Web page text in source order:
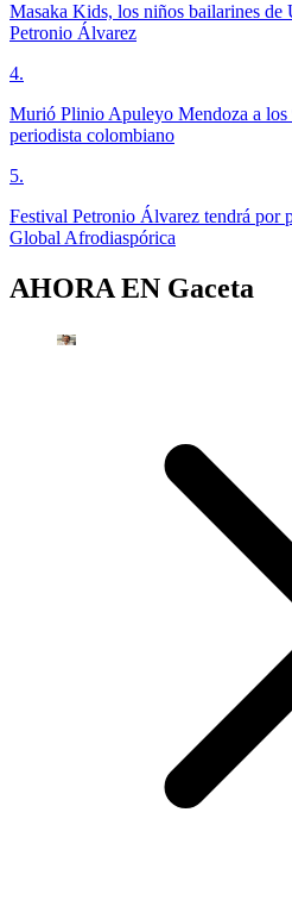
Masaka Kids, los niños bailarines de
Petronio Álvarez
4.
Murió Plinio Apuleyo Mendoza a los
periodista colombiano
5.
Festival Petronio Álvarez tendrá por
Global Afrodiaspórica
AHORA EN Gaceta